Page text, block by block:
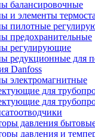
балансировочные
и элементы
пилотные
предохранительные
регулирующие
редукционные для
Danfoss
электромагнитные
для
для
давления
давления и